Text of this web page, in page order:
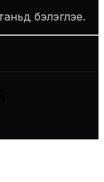
бэлэглэе.